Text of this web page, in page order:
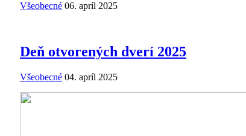
Všeobecné 06. apríl 2025
Deň otvorených dverí 2025
Všeobecné 04. apríl 2025